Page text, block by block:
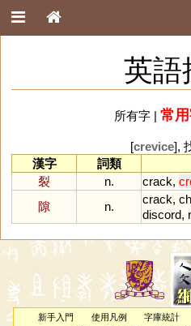
英語
所有字| 常
[crevice],
漢字
詞類
裂
n. crack,
隙
n.
crack,
discord,
新手入門 使用凡例 字庫統計